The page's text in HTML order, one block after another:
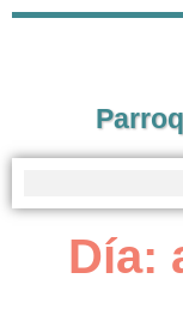
Día: